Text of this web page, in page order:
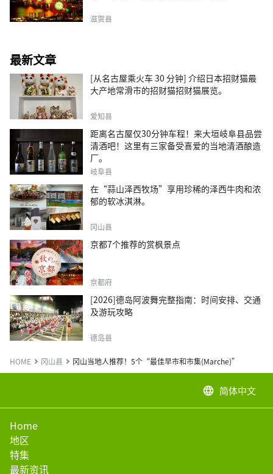
滋贺县
最新文章
[从名古屋乘火车 30 分钟] 介绍日本招财猫最
大产地常滑市的招财猫招财猫展览。
爱知县
距离名古屋仅30分钟车程！来大垣岐阜县品尝
清酒吧！这里有三家备受喜爱的当地清酒酿造
厂。
岐阜县
在“蒜山泽西牧场”享用珍稀的泽西牛肉和浓
郁的软冰淇淋。
冈山县
京都7个推荐的赏枫景点
京都府
[2026]德岛阿波舞完整指南：时间安排、交通
及游玩攻略
德岛县
HOME 冈山县 冈山当地人推荐！5个“最佳早市和市集(Marche)”
language 简体中文
Home
地区
特集
最新资讯